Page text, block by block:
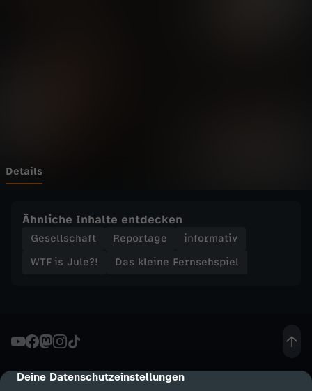
cmp-dialog-description
Deine Datenschutzeinstellungen
T
a
e
r
Details
Ähnliche Inhalte entdecken
Gesellschaft Reportage
informativ
WTF is Jule?!
Das kleine Fernsehspiel